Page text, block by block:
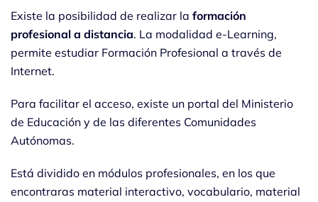
Existe la posibilidad de realizar la formación
profesional a distancia. La modalidad e-Learning,
permite estudiar Formación Profesional a través de
Internet.
Para facilitar el acceso, existe un portal del Ministerio
de Educación y de las diferentes Comunidades
Autónomas.
Está dividido en módulos profesionales, en los que
encontraras material interactivo, vocabulario, material